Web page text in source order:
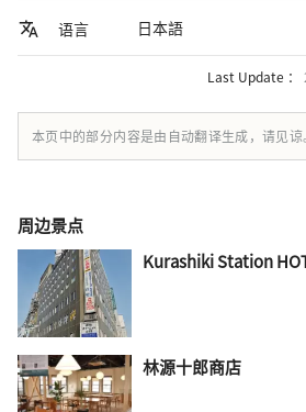
语言
日本語
Last Update ：
本页中的部分内容是由自动翻译生成，请见谅
周边景点
Kurashiki Station
林源十郎商店